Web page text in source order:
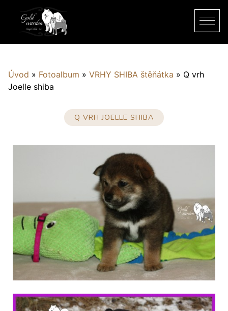
Úvod » Fotoalbum » VRHY SHIBA štěňátka » Q vrh
Joelle shiba
Q VRH JOELLE SHIBA